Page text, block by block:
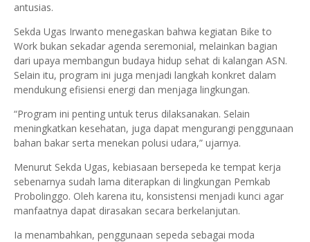
antusias.
Sekda Ugas Irwanto menegaskan bahwa kegiatan Bike to
Work bukan sekadar agenda seremonial, melainkan bagian
dari upaya membangun budaya hidup sehat di kalangan ASN.
Selain itu, program ini juga menjadi langkah konkret dalam
mendukung efisiensi energi dan menjaga lingkungan.
“Program ini penting untuk terus dilaksanakan. Selain
meningkatkan kesehatan, juga dapat mengurangi penggunaan
bahan bakar serta menekan polusi udara,” ujarnya.
Menurut Sekda Ugas, kebiasaan bersepeda ke tempat kerja
sebenarnya sudah lama diterapkan di lingkungan Pemkab
Probolinggo. Oleh karena itu, konsistensi menjadi kunci agar
manfaatnya dapat dirasakan secara berkelanjutan.
Ia menambahkan, penggunaan sepeda sebagai moda